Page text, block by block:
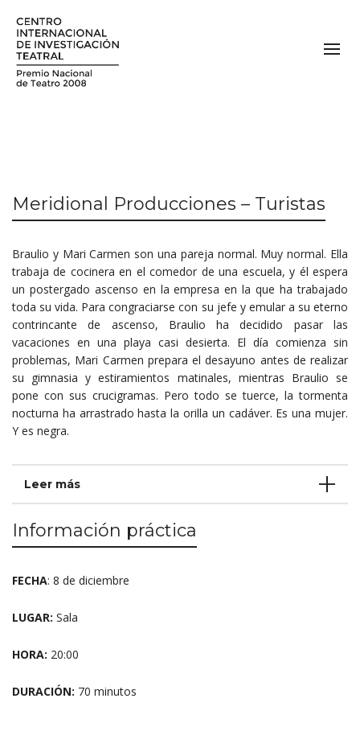
Meridional Producciones – Turistas
Braulio y Mari Carmen son una pareja normal. Muy normal. Ella
trabaja de cocinera en el comedor de una escuela, y él espera
un postergado ascenso en la empresa en la que ha trabajado
toda su vida. Para congraciarse con su jefe y emular a su eterno
contrincante de ascenso, Braulio ha decidido pasar las
vacaciones en una playa casi desierta. El día comienza sin
problemas, Mari Carmen prepara el desayuno antes de realizar
su gimnasia y estiramientos matinales, mientras Braulio se
pone con sus crucigramas. Pero todo se tuerce, la tormenta
nocturna ha arrastrado hasta la orilla un cadáver. Es una mujer.
Y es negra.
Leer más
Información práctica
FECHA: 8 de diciembre
LUGAR: Sala
HORA: 20:00
DURACIÓN: 70 minutos